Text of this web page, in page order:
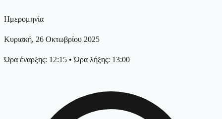
Ημερομηνία
Κυριακή, 26 Οκτωβρίου 2025
Ώρα έναρξης: 12:15 •Ώρα λήξης: 13:00